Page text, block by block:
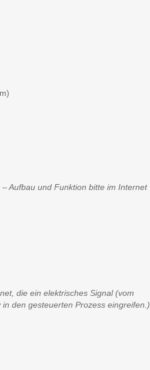
Aufbau und Funktion bitte im Internet
die ein elektrisches Signal (vom
den gesteuerten Prozess eingreifen.)